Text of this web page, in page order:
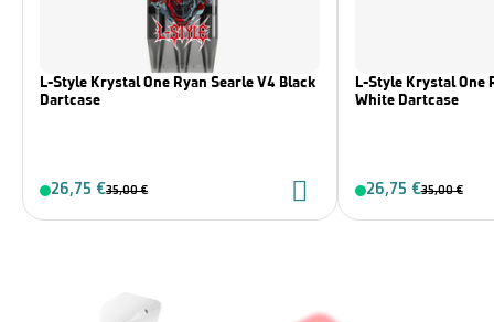
L-Style Krystal One Ryan Searle V4 Black
Dartcase
26,75 €35,00 €
L-Style Krystal One
White Dartcase
26,75 €35,00 €